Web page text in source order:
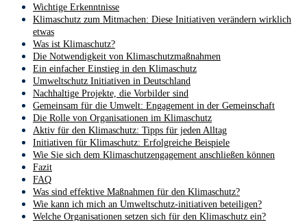
Wichtige Erkenntnisse
Klimaschutz zum Mitmachen: Diese Initiativen verändern wirklich
etwas
Was ist Klimaschutz?
Die Notwendigkeit von Klimaschutzmaßnahmen
Ein einfacher Einstieg in den Klimaschutz
Umweltschutz Initiativen in Deutschland
Nachhaltige Projekte, die Vorbilder sind
Gemeinsam für die Umwelt: Engagement in der Gemeinschaft
Die Rolle von Organisationen im Klimaschutz
Aktiv für den Klimaschutz: Tipps für jeden Alltag
Initiativen für Klimaschutz: Erfolgreiche Beispiele
Wie Sie sich dem Klimaschutzengagement anschließen können
Fazit
FAQ
Was sind effektive Maßnahmen für den Klimaschutz?
Wie kann ich mich an Umweltschutz-initiativen beteiligen?
Welche Organisationen setzen sich für den Klimaschutz ein?